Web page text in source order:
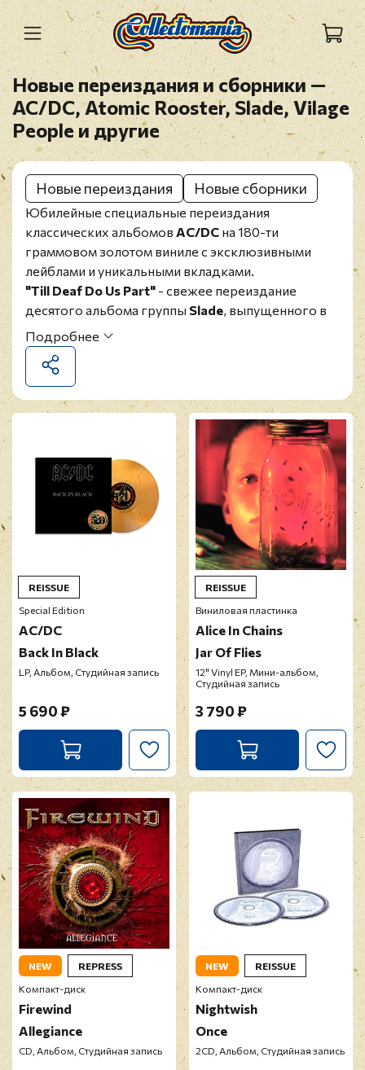
Новые переиздания и сборники —
AC/DC, Atomic Rooster, Slade, Vilage
People и другие
Новые переиздания Новые сборники
Юбилейные специальные переиздания
классических альбомов AC/DC на 180-ти
граммовом золотом виниле с эксклюзивными
лейблами и уникальными вкладками.
"Till Deaf Do Us Part" - свежее переиздание
десятого альбома группы Slade, выпущенного в
1981 году. Пластинка была спродюсирована
самостоятельно коллективом. Сингл "
Your Daughters"
стал основным хитом на концертах
представлен на белом виниле с черными
"The Best Of Village People"
-свежий сборник
американской группы
Village People . В него
вошли такие хиты, как
"San Francisco","Macho
"5'O' Clock In The Mornig"и многие другие.
Подробнее
REISSUE
Special Edition
AC/DC
Back In Black
LP, Альбом, Студийная запись
5 690 ₽
REISSUE
Виниловая пластинка
Alice In Chains
Jar Of Flies
12" Vinyl EP, Мини-альбом,
Студийная запись
3 790 ₽
NEW
REPRESS
Компакт-диск
Firewind
Allegiance
CD, Альбом, Студийная запись
NEW
REISSUE
Компакт-диск
Nightwish
Once
2CD, Альбом, Студийная запись